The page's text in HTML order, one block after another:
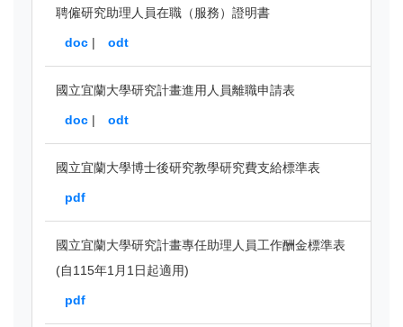
聘僱研究助理人員在職（服務）證明書
doc | odt
國立宜蘭大學研究計畫進用人員離職申請表
doc | odt
國立宜蘭大學博士後研究教學研究費支給標準表
pdf
國立宜蘭大學研究計畫專任助理人員工作酬金標準表
(自115年1月1日起適用)
pdf